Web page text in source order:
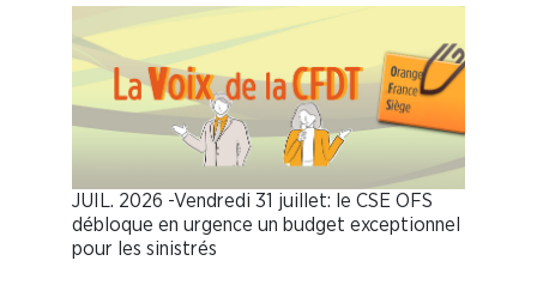
JUIL. 2026 -Vendredi 31 juillet: le CSE OFS
débloque en urgence un budget exceptionnel
pour les sinistrés